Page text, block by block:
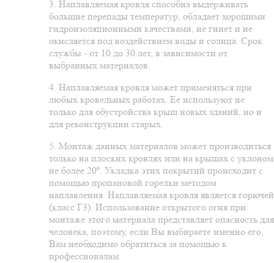
3. Наплавляемая кровля способна выдерживать
большие перепады температур, обладает хорошими
гидроизоляционными качествами, не гниет и не
окисляется под воздействием воды и солнца. Срок
службы - от 10 до 30 лет, в зависимости от
выбранных материалов.
4. Наплавляемая кровля может применяться при
любых кровельных работах. Ее используют не
только для обустройства крыш новых зданий, но и
для реконструкции старых.
5. Монтаж данных материалов может производиться
только на плоских кровлях или на крышах с уклоном
не более 20º. Укладка этих покрытий происходит с
помощью пропановой горелки методом
наплавления. Наплавляемая кровля является горючей
(класс Г3). Использование открытого огня при
монтаже этого материала представляет опасность для
человека, поэтому, если Вы выбираете именно его,
Вам необходимо обратиться за помощью к
профессионалам.